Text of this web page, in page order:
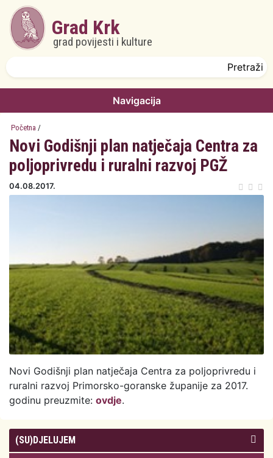
Skoči na glavni sadržaj
Grad Krk
grad povijesti i kulture
Navigacija
Početna /
Novi Godišnji plan natječaja Centra za
poljoprivredu i ruralni razvoj PGŽ
04.08.2017.
Novi Godišnji plan natječaja Centra za poljoprivredu i
ruralni razvoj Primorsko-goranske županije za 2017.
godinu preuzmite: ovdje.
(SU)DJELUJEM